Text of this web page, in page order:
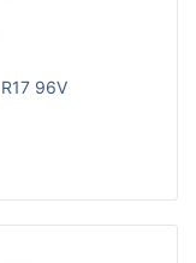
96V